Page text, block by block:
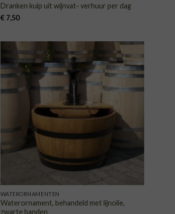
Dranken kuip uit wijnvat- verhuur per dag
€7,50
TOEVOEGEN
AAN
VERLANGLIJST
WATERORNAMENTEN
Waterornament, behandeld met lijnolie,
zwarte banden